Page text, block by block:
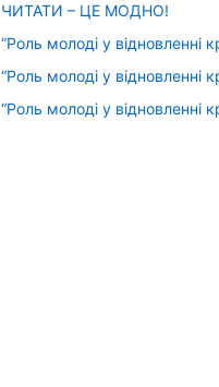
ЧИТАТИ – ЦЕ МОДНО!
“Роль молоді у відновленні
“Роль молоді у відновленні
“Роль молоді у відновленні